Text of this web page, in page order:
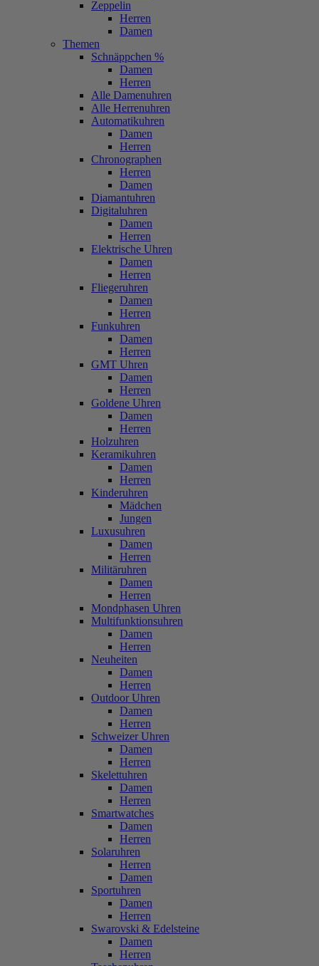
Zeppelin
Herren
Damen
Themen
Schnäppchen %
Damen
Herren
Alle Damenuhren
Alle Herrenuhren
Automatikuhren
Damen
Herren
Chronographen
Herren
Damen
Diamantuhren
Digitaluhren
Damen
Herren
Elektrische Uhren
Damen
Herren
Fliegeruhren
Damen
Herren
Funkuhren
Damen
Herren
GMT Uhren
Damen
Herren
Goldene Uhren
Damen
Herren
Holzuhren
Keramikuhren
Damen
Herren
Kinderuhren
Mädchen
Jungen
Luxusuhren
Damen
Herren
Militäruhren
Damen
Herren
Mondphasen Uhren
Multifunktionsuhren
Damen
Herren
Neuheiten
Damen
Herren
Outdoor Uhren
Damen
Herren
Schweizer Uhren
Damen
Herren
Skelettuhren
Damen
Herren
Smartwatches
Damen
Herren
Solaruhren
Herren
Damen
Sportuhren
Damen
Herren
Swarovski & Edelsteine
Damen
Herren